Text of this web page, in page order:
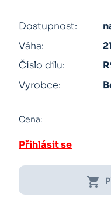
Dostupnost:
Váha:
Číslo dílu:
Vyrobce:
Cena:
Přihlásit se
shopping_cart